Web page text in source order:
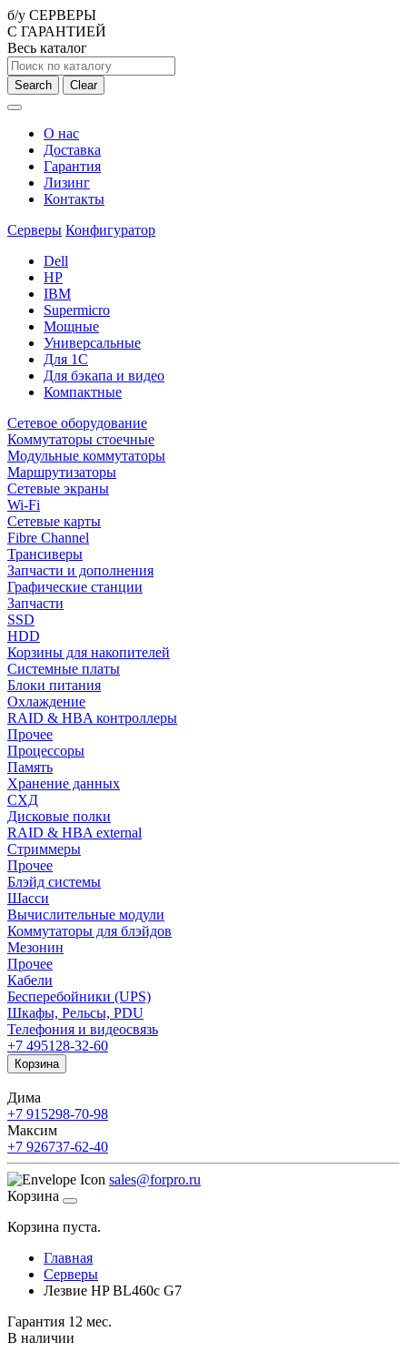
б/у СЕРВЕРЫ
С ГАРАНТИЕЙ
Весь каталог
Search Clear
О нас
Доставка
Гарантия
Лизинг
Контакты
Серверы Конфигуратор
Dell
HP
IBM
Supermicro
Мощные
Универсальные
Для 1С
Для бэкапа и видео
Компактные
Сетевое оборудование
Коммутаторы стоечные
Модульные коммутаторы
Маршрутизаторы
Сетевые экраны
Wi-Fi
Сетевые карты
Fibre Channel
Трансиверы
Запчасти и дополнения
Графические станции
Запчасти
SSD
HDD
Корзины для накопителей
Системные платы
Блоки питания
Охлаждение
RAID & HBA контроллеры
Прочее
Процессоры
Память
Хранение данных
СХД
Дисковые полки
RAID & HBA external
Стриммеры
Прочее
Блэйд системы
Шасси
Вычислительные модули
Коммутаторы для блэйдов
Мезонин
Прочее
Кабели
Бесперебойники (UPS)
Шкафы, Рельсы, PDU
Телефония и видеосвязь
+7 495128-32-60
Корзина
Дима
+7 915298-70-98
Максим
+7 926737-62-40
sales@forpro.ru
Корзина
Корзина пуста.
Главная
Серверы
Лезвие HP BL460c G7
Гарантия 12 мес.
В наличии